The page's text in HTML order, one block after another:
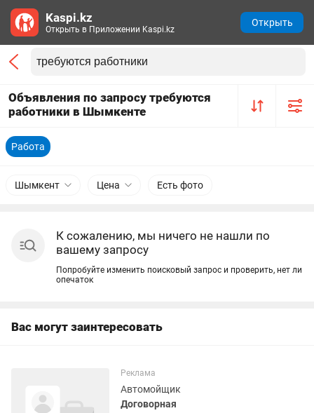
Объявления по запросу требуются
работники в Шымкенте
Работа
Шымкент Цена Есть фото
К сожалению, мы ничего не нашли по
вашему запросу
Попробуйте изменить поисковый запрос и проверить, нет ли
опечаток
Вас могут заинтересовать
Реклама
Автомойщик
Договорная
Kaspi.kz
Открыть в Приложении Kaspi.kz
Открыть